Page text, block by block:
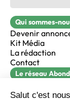
Qui sommes-
Devenir
Kit Média
La rédaction
Contact
Le réseau
Réacteur